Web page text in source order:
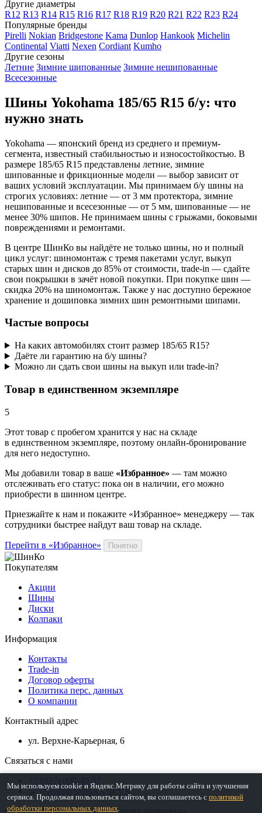
Другие диаметры
R12 R13 R14 R15 R16 R17 R18 R19 R20 R21 R22 R23 R24
Популярные бренды
Pirelli Nokian Bridgestone Kama Dunlop Hankook Michelin
Continental Viatti Nexen Cordiant Kumho
Другие сезоны
Летние Зимние шипованные Зимние нешипованные
Всесезонные
Шины Yokohama 185/65 R15 б/у: что
нужно знать
Yokohama — японский бренд из среднего и премиум-
сегмента, известный стабильностью и износостойкостью. В
размере 185/65 R15 представлены летние, зимние
шипованные и фрикционные модели — выбор зависит от
ваших условий эксплуатации. Мы принимаем б/у шины на
строгих условиях: летние — от 3 мм протектора, зимние
нешипованные и всесезонные — от 5 мм, шипованные — не
менее 30% шипов. Не принимаем шины с грыжами, боковыми
повреждениями и ремонтами.
В центре ШинКо вы найдёте не только шины, но и полный
цикл услуг: шиномонтаж с тремя пакетами услуг, выкуп
старых шин и дисков до 85% от стоимости, trade-in — сдайте
свои покрышки в зачёт новой покупки. При покупке шин —
скидка 20% на шиномонтаж. Также у нас доступно бережное
хранение и дошиповка зимних шин ремонтными шипами.
Частые вопросы
На каких автомобилях стоит размер 185/65 R15?
Даёте ли гарантию на б/у шины?
Можно ли сдать свои шины на выкуп или trade-in?
Товар в единственном экземпляре
5
Этот товар с пробегом хранится у нас на складе
в единственном экземпляре, поэтому онлайн-бронирование
для него недоступно.
Мы добавили товар в ваше «Избранное» — там можно
отслеживать его статус: пока он в наличии, его можно
приобрести в шинном центре.
Приезжайте к нам и покажите «Избранное» менеджеру — так
сотрудники быстрее найдут ваш товар на складе.
Перейти в «Избранное» Понятно
Покупателям
Акции
Шины
Диски
Колпаки
Информация
Контакты
Trade-in
Договор оферты
Политика перс. данных
О компании
Контактный адрес
ул. Верхне-Карьерная, 6
Связаться с нами
© 2026 ШинКо Всё в 1. Все права защищены.
Мы используем cookie и Яндекс.Метрику для работы сайта и улучшения
сервиса. Продолжая пользоваться сайтом, вы соглашаетесь с политикой
обработки персональных данных.